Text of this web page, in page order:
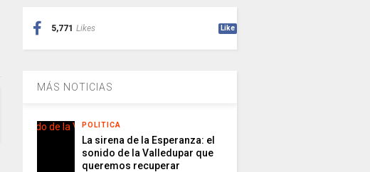
5,771 Likes Like
MÁS NOTICIAS
POLITICA
La sirena de la Esperanza: el
sonido de la Valledupar que
queremos recuperar